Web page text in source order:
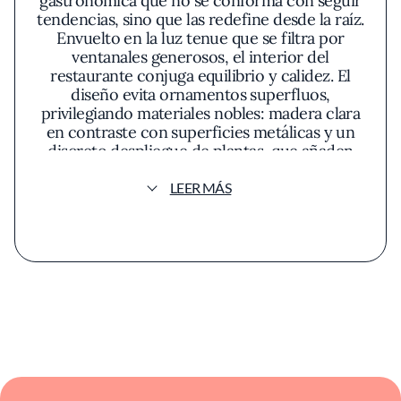
tendencias, sino que las redefine desde la raíz.
Envuelto en la luz tenue que se filtra por
ventanales generosos, el interior del
restaurante conjuga equilibrio y calidez. El
diseño evita ornamentos superfluos,
privilegiando materiales nobles: madera clara
en contraste con superficies metálicas y un
discreto despliegue de plantas, que añaden
Aquellos que se detienen unos minutos antes
serena pero lejos de la indiferencia.
constante de transparencia y expresión
LEER MÁS